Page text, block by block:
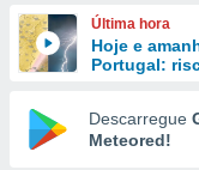
e
forma
digital
Última hora
Hoje e
Portugal:
Descarregue
Meteored!